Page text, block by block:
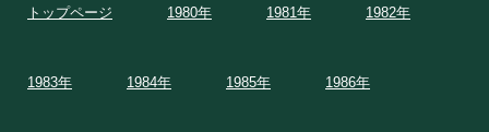
トップページ 1980年 1981年 1982年
1983年 1984年 1985年 1986年